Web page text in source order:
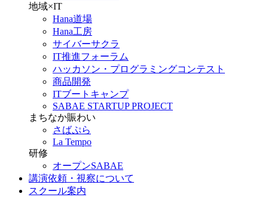
地域×IT
Hana道場
Hana工房
サイバーサクラ
IT推進フォーラム
ハッカソン・プログラミングコンテスト
商品開発
ITブートキャンプ
SABAE STARTUP PROJECT
まちなか賑わい
さばぷら
La Tempo
研修
オープンSABAE
講演依頼・視察について
スクール案内